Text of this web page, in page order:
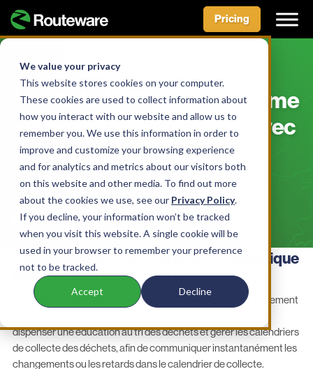
We value your privacy
This website stores cookies on your computer.
These cookies are used to collect information about
how you interact with our website and allow us to
remember you. We use this information in order to
improve and customize your browsing experience
and for analytics and metrics about our visitors both
on this website and other media. To find out more
about the cookies we use, see our Privacy Policy.
If you decline, your information won’t be tracked
when you visit this website. A single cookie will be
used in your browser to remember your preference
not to be tracked.
Accept Decline
Skip
content
Pricing
Numérisez votre programme
de gestion des déchets avec
ReCollect
BY AIDAN MCLENNAN • MAY 31, 2022
#1 des outils de communication numérique
pour l’industrie des déchets
Les transporteurs de déchets,les établissements d’enseignement
dispenser une éducationau tri des déchets et gérerles calendriers
de collectedes déchets, afin decommuniquer instantanémentles
changements ou les retards dans le calendrier de collecte.